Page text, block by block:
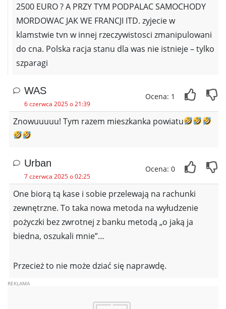
2500 EURO ? A PRZY TYM PODPALAC SAMOCHODY
MORDOWAC JAK WE FRANCJI ITD. zyjecie w
klamstwie tvn w innej rzeczywistosci zmanipulowani
do cna. Polska racja stanu dla was nie istnieje – tylko
szparagi
WAS
6 czerwca 2025 o 21:39
Ocena: 1
Znowuuuuu! Tym razem mieszkanka powiatu
Urban
7 czerwca 2025 o 02:25
Ocena: 0
One biorą tą kase i sobie przelewają na rachunki
zewnętrzne. To taka nowa metoda na wyłudzenie
pożyczki bez zwrotnej z banku metodą „o jaką ja
biedna, oszukali mnie”…
Przecież to nie może dziać się naprawdę.